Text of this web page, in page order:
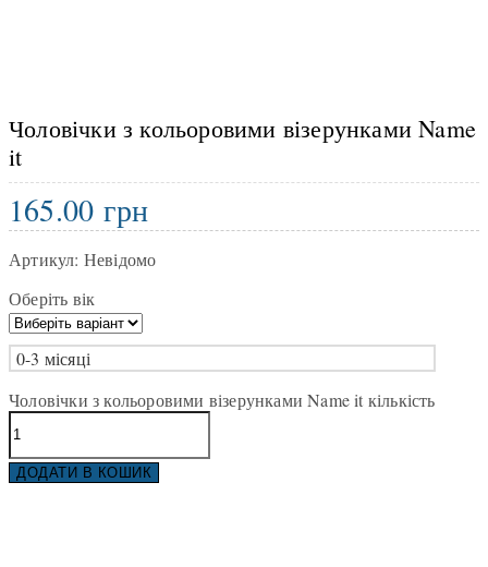
Чоловічки з кольоровими візерунками Name
it
165.00грн
Артикул: Невідомо
Оберіть вік
0-3 місяці
Чоловічки з кольоровими візерунками Name it кількість
ДОДАТИ В КОШИК